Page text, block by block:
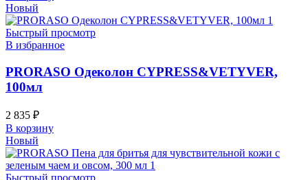
Новый
Быстрый просмотр
В избранное
PRORASO Одеколон CYPRESS&VETYVER,
100мл
2 835 ₽
В корзину
Новый